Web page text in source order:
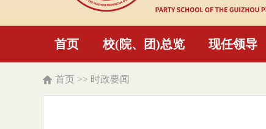
首页 校(院、团)总览 现任领导
首页>> 时政要闻